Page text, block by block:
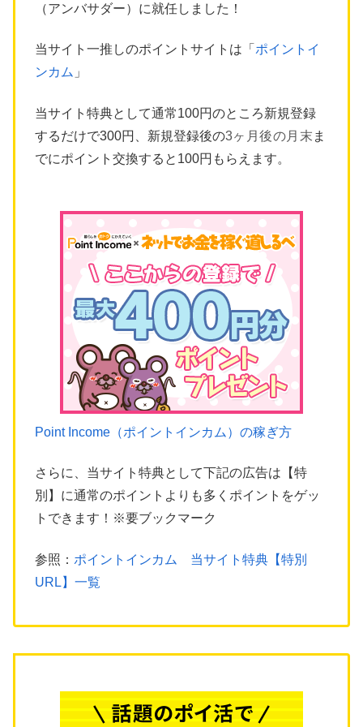
（アンバサダー）に就任しました！
当サイト一推しのポイントサイトは「 ポイントイ
ンカム 」
当サイト特典として通常100円のところ新規登録
するだけで300円、新規登録後の3ヶ月後の月末 ま
でにポイント交換すると100円もらえます。
Point Income（ポイントインカム）の稼ぎ方
さらに、当サイト特典として下記の広告は【特
別】に通常のポイントよりも多くポイントをゲッ
トできます！※要ブックマーク
参照： ポイントインカム 当サイト特典【特別
URL】一覧